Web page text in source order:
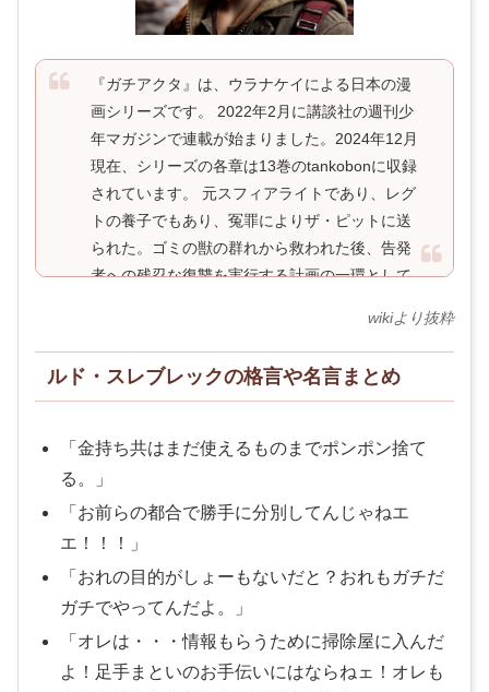
『ガチアクタ』は、ウラナケイによる日本の漫
画シリーズです。 2022年2月に講談社の週刊少
年マガジンで連載が始まりました。2024年12月
現在、シリーズの各章は13巻のtankobonに収録
されています。 元スフィアライトであり、レグ
トの養子でもあり、冤罪によりザ・ピットに送
られた。ゴミの獣の群れから救われた後、告発
者への残忍な復讐を実行する計画の一環として
グトが死ぬ前に彼に与えたウォッチマンシリー
ズの手袋である3Rである。
wikiより抜粋
ルド・スレブレックの格言や名言まとめ
金持ち共はまだ使えるものまでポンポン捨て
る。
お前らの都合で勝手に分別してんじゃねエ
エ！！！
おれの目的がしょーもないだと？おれもガチだ
ガチでやってんだよ。
オレは・・・情報もらうために掃除屋に入んだ
よ！足手まといのお手伝いにはならねェ！オレも